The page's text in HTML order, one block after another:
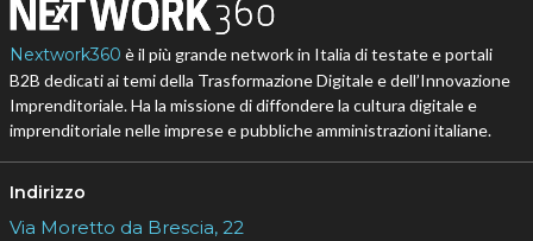
Nextwork360 è il più grande network in Italia di testate e portali
B2B dedicati ai temi della Trasformazione Digitale e dell’Innovazione
Imprenditoriale. Ha la missione di diffondere la cultura digitale e
imprenditoriale nelle imprese e pubbliche amministrazioni italiane.
Indirizzo
Via Moretto da Brescia, 22